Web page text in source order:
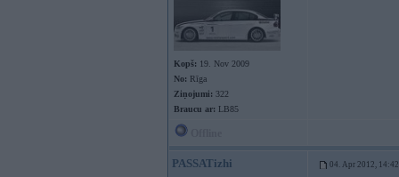
Kopš: 19. Nov 2009
No: Rīga
Ziņojumi: 322
Braucu ar: LB85
PASSATizhi 04. Apr 2012, 14:42